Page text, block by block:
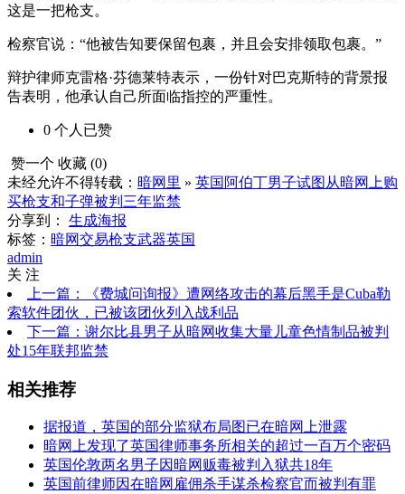
这是一把枪支。
检察官说：“他被告知要保留包裹，并且会安排领取包裹。”
辩护律师克雷格·芬德莱特表示，一份针对巴克斯特的背景报
告表明，他承认自己所面临指控的严重性。
0 个人 已赞
赞一个 收藏 (0)
未经允许不得转载： 暗网里 » 英国阿伯丁男子试图从暗网上购
买枪支和子弹被判三年监禁
分享到：
生成海报
标签： 暗网交易枪支武器英国
admin
关 注
上一篇：《费城问询报》遭网络攻击的幕后黑手是Cuba勒
索软件团伙，已被该团伙列入战利品
下一篇：谢尔比县男子从暗网收集大量儿童色情制品被判
处15年联邦监禁
相关推荐
据报道，英国的部分监狱布局图已在暗网上泄露
暗网上发现了英国律师事务所相关的超过一百万个密码
英国伦敦两名男子因暗网贩毒被判入狱共18年
英国前律师因在暗网雇佣杀手谋杀检察官而被判有罪